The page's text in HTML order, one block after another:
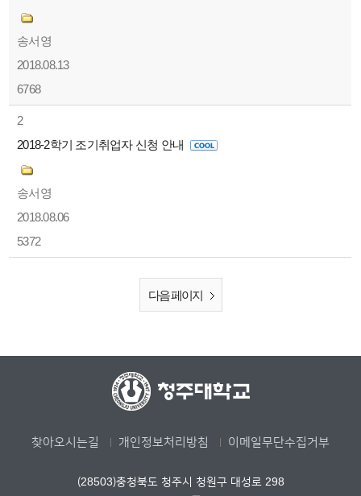
송서영
2018.08.13
6768
2
2018-2학기 조기취업자 신청 안내
송서영
2018.08.06
5372
다음 페이지
찾아오시는길 개인정보처리방침 이메일무단수집거부
(28503)충청북도 청주시 청원구 대성로 298